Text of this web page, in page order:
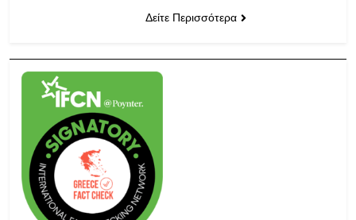
Δείτε Περισσότερα